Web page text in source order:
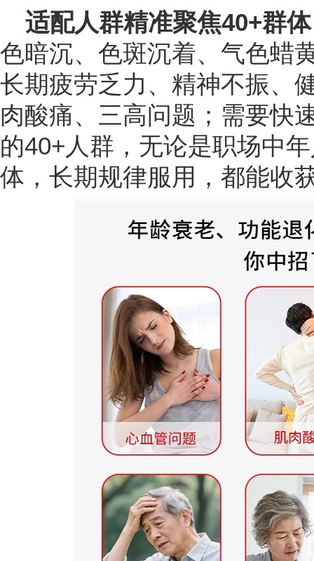
适配人群精准聚焦40+群
色暗沉、色斑沉着、气色蜡
长期疲劳乏力、精神不振、
肉酸痛、三高问题；需要快
的40+人群，无论是职场中
体，长期规律服用，都能收